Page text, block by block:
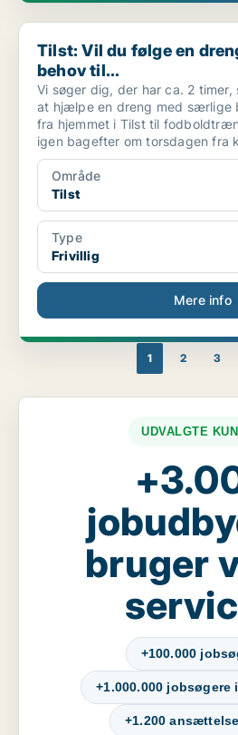
Tilst: Vil du følge en dreng med
Tilst: Vil du følge en
behov til...
Vi søger dig, der har ca. 2
at hjælpe en dreng med særlige
fra hjemmet i Tilst til
igen bagefter om torsdagen fra
Område
Tilst
Type
Frivillig
Mere info
1 2 3
UDVALGTE
bruger
+100.000
+1.000.000 jobsøgere
+1.200